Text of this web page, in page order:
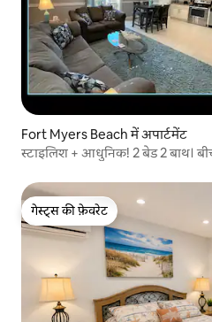
Fort Myers Beach में अपार्टमेंट
स्टाइलिश + आधुनिक! 2 बेड 2 बाथ।
गेस्ट्स की फ़ेवरेट
गेस्ट्स की फ़ेवरेट